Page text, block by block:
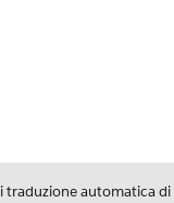
automatica